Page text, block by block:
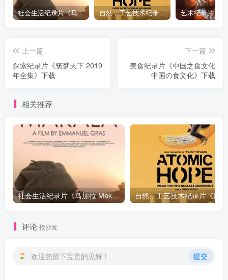
社会生活纪录片《马加拉 Makala》下载 自然，工艺技术纪录片《原子能的希望 Atomic Hope – Inside the Pro-Nuclear Movement》下载
上一篇
探索纪录片《筑梦天下 2019
年全集》下载
下一篇
美食纪录片《中国之食文化
中国の食文化》下载
相关推荐
社会生活纪录片《马加拉 Makala》下载
评论 抢沙发
欢迎您留下宝贵的见解！ 提交